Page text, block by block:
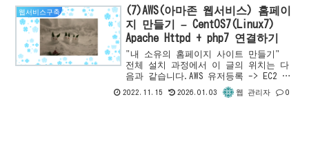
웹서비스구축
(7)AWS(아마존 웹서비스) 홈페이
지 만들기 – CentOS7(Linux7)
Apache Httpd + php7 연결하기
"내 소유의 홈페이지 사이트 만들기"
전체 설치 과정에서 이 글의 위치는 다
음과 같습니다.AWS 유저등록 -> EC2 인
스턴스 등록 -> EC2 인스턴스 확인 ->
PHP7설치 -> Apache HTTP Server...
2022.11.15 2026.01.03 웹 관리자 0